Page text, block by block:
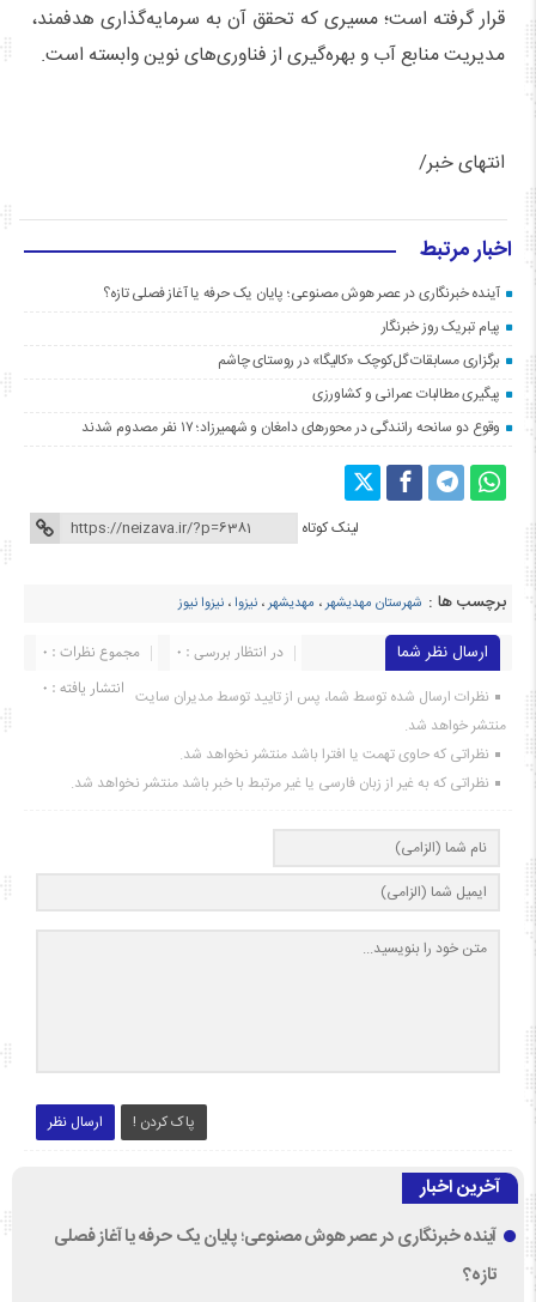
قرار گرفته است؛ مسیری که تحقق آن به سرمایه‌گذاری هدفمند،
مدیریت منابع آب و بهره‌گیری از فناوری‌های نوین وابسته است.
انتهای خبر/
اخبار مرتبط
آینده خبرنگاری در عصر هوش مصنوعی؛ پایان یک حرفه یا آغاز فصلی تازه؟
پیام تبریک روز خبرنگار
برگزاری مسابقات گل‌کوچک «کالیگا» در روستای چاشم
پیگیری مطالبات عمرانی و کشاورزی
وقوع دو سانحه رانندگی در محورهای دامغان و شهمیرزاد؛ ۱۷ نفر مصدوم شدند
لینک کوتاه
برچسب ها : شهرستان مهدیشهر، مهدیشهر، نیزوا ، نیزوا نیوز
ارسال نظر شما مجموع نظرات : 0
در انتظار بررسی : 0
انتشار یافته : ۰ نظرات ارسال شده توسط شما، پس از تایید توسط مدیران سایت
منتشر خواهد شد.
نظراتی که حاوی تهمت یا افترا باشد منتشر نخواهد شد.
نظراتی که به غیر از زبان فارسی یا غیر مرتبط با خبر باشد منتشر نخواهد شد.
ارسال نظر پاک کردن !
آخرین اخبار
آینده خبرنگاری در عصر هوش مصنوعی؛ پایان یک حرفه یا آغاز فصلی
تازه؟